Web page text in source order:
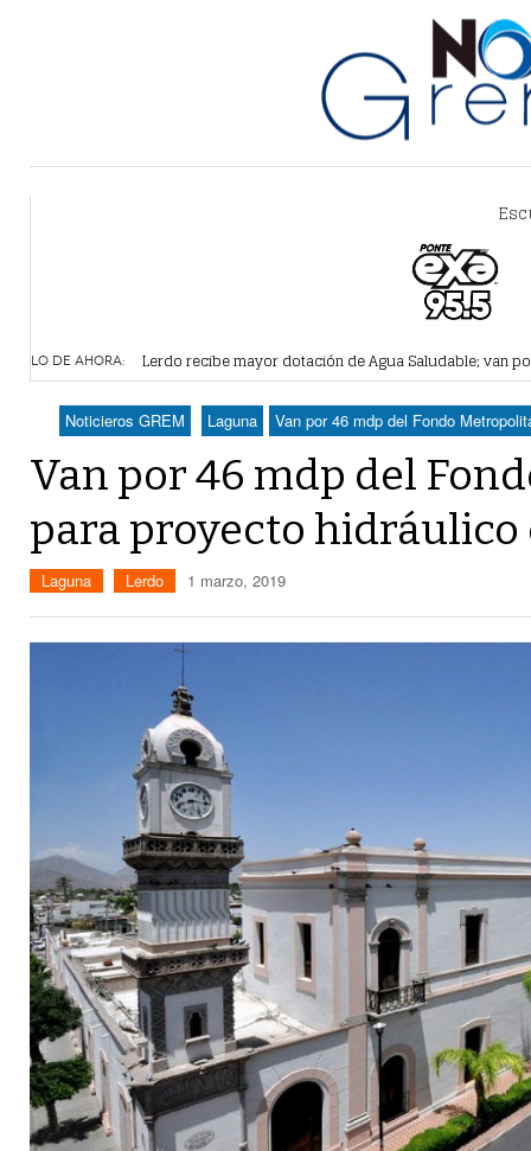
LO DE AHORA:
Lerdo recibe mayor dotación de Agua Saludable; van
horas -
Durango elegirá por insaculación y voto ciudadano a
Denuncian robo en oficinas de Morena Lerdo; cámaras
Va Ayuntamiento de Lerdo por mayor regulación de
Noticieros GREM Laguna Van por 46 mdp del Fondo
Van por 46 mdp del
para proyecto hidráulico
Laguna Lerdo 1 marzo, 2019